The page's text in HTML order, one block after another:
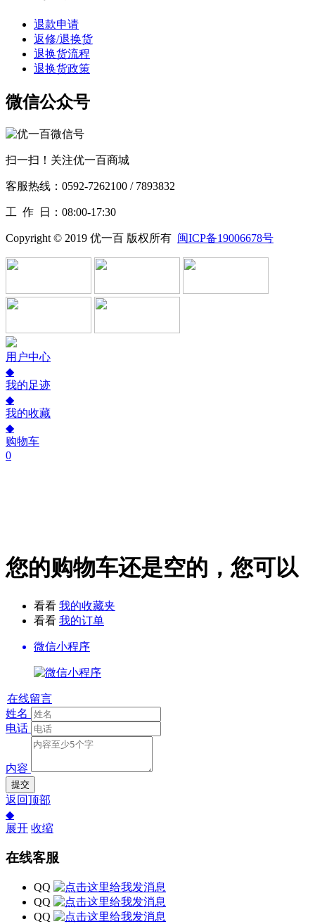
退款申请
返修/退换货
退换货流程
退换货政策
微信公众号
扫一扫！关注优一百商城
客服热线：0592-7262100 / 7893832
工作 日：08:00-17:30
Copyright © 2019 优一百 版权所有 闽ICP备19006678号
用户中心
◆
我的足迹
◆
我的收藏
◆
购物车
0
您的购物车还是空的，您可以
看看 我的收藏夹
看看 我的订单
微信小程序
在线留言
姓名
电话
内容
提交
返回顶部
◆
展开 收缩
在线客服
QQ
QQ
QQ